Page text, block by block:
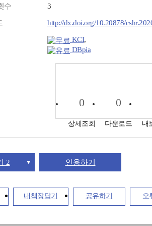
수 3
http://dx.doi.org/10.20878/
KCI,
DBpia
0
상세조회
0
다운로드 내
2 인용하기
내책장담기 공유하기 오